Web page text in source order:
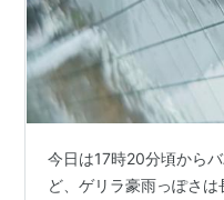
今日は17時20分頃から
ど、ゲリラ豪雨っぽさ